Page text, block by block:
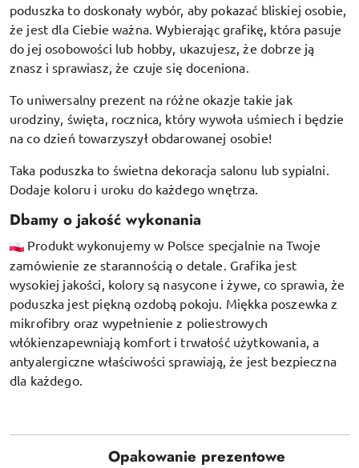
poduszka to doskonały wybór, aby pokazać bliskiej osobie,
że jest dla Ciebie ważna. Wybierając grafikę, która pasuje
do jej osobowości lub hobby, ukazujesz, że dobrze ją
znasz i sprawiasz, że czuje się doceniona.
To uniwersalny prezent na różne okazje takie jak
urodziny, święta, rocznica, który wywoła uśmiech i będzie
na co dzień towarzyszył obdarowanej osobie!
Taka poduszka to świetna dekoracja salonu lub sypialni.
Dodaje koloru i uroku do każdego wnętrza.
Dbamy o jakość wykonania
Produkt wykonujemy w Polsce specjalnie na Twoje
zamówienie ze starannością o detale. Grafika jest
wysokiej jakości, kolory są nasycone i żywe, co sprawia, że
poduszka jest piękną ozdobą pokoju. Miękka poszewka z
mikrofibry oraz wypełnienie z poliestrowych
włókienzapewniają komfort i trwałość użytkowania, a
antyalergiczne właściwości sprawiają, że jest bezpieczna
dla każdego.
Opakowanie prezentowe